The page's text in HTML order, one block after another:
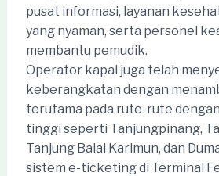
pusat informasi, layanan
yang nyaman, serta personel
membantu pemudik.
Operator kapal juga telah
keberangkatan dengan
terutama pada rute-rute
tinggi seperti Tanjungpinang,
Tanjung Balai Karimun, dan
sistem e-ticketing di Terminal